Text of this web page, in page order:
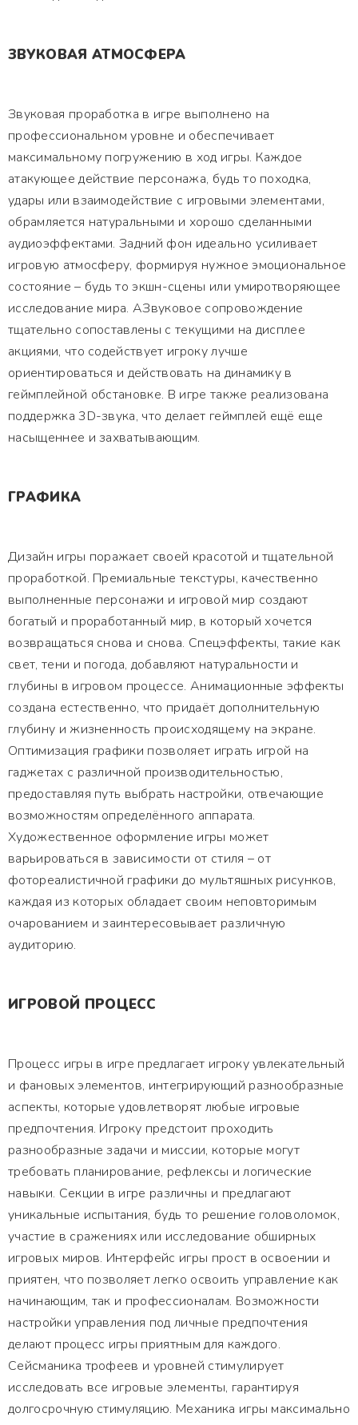
ЗВУКОВАЯ АТМОСФЕРА
Звуковая проработка в игре выполнено на
профессиональном уровне и обеспечивает
максимальному погружению в ход игры. Каждое
атакующее действие персонажа, будь то походка,
удары или взаимодействие с игровыми элементами,
обрамляется натуральными и хорошо сделанными
аудиоэффектами. Задний фон идеально усиливает
игровую атмосферу, формируя нужное эмоциональное
состояние – будь то экшн-сцены или умиротворяющее
исследование мира. АЗвуковое сопровождение
тщательно сопоставлены с текущими на дисплее
акциями, что содействует игроку лучше
ориентироваться и действовать на динамику в
геймплейной обстановке. В игре также реализована
поддержка 3D-звука, что делает геймплей ещё еще
насыщеннее и захватывающим.
ГРАФИКА
Дизайн игры поражает своей красотой и тщательной
проработкой. Премиальные текстуры, качественно
выполненные персонажи и игровой мир создают
богатый и проработанный мир, в который хочется
возвращаться снова и снова. Спецэффекты, такие как
свет, тени и погода, добавляют натуральности и
глубины в игровом процессе. Анимационные эффекты
создана естественно, что придаёт дополнительную
глубину и жизненность происходящему на экране.
Оптимизация графики позволяет играть игрой на
гаджетах с различной производительностью,
предоставляя путь выбрать настройки, отвечающие
возможностям определённого аппарата.
Художественное оформление игры может
варьироваться в зависимости от стиля – от
фотореалистичной графики до мультяшных рисунков,
каждая из которых обладает своим неповторимым
очарованием и заинтересовывает различную
аудиторию.
ИГРОВОЙ ПРОЦЕСС
Процесс игры в игре предлагает игроку увлекательный
и фановых элементов, интегрирующий разнообразные
аспекты, которые удовлетворят любые игровые
предпочтения. Игроку предстоит проходить
разнообразные задачи и миссии, которые могут
требовать планирование, рефлексы и логические
навыки. Секции в игре различны и предлагают
уникальные испытания, будь то решение головоломок,
участие в сражениях или исследование обширных
игровых миров. Интерфейс игры прост в освоении и
приятен, что позволяет легко освоить управление как
начинающим, так и профессионалам. Возможности
настройки управления под личные предпочтения
делают процесс игры приятным для каждого.
Сейсманика трофеев и уровней стимулирует
исследовать все игровые элементы, гарантируя
долгосрочную стимуляцию. Механика игры максимально